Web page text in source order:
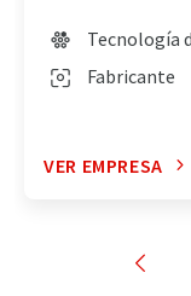
Tecnología
Fabricante
VER EMPRESA